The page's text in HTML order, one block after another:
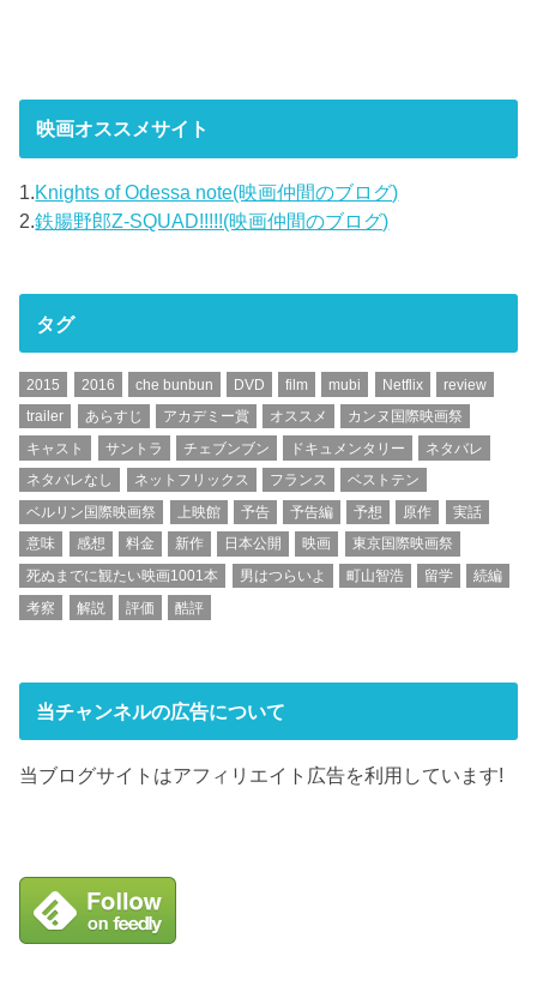
映画オススメサイト
1.Knights of Odessa note(映画仲間のブログ)
2.鉄腸野郎Z-SQUAD!!!!!(映画仲間のブログ)
タグ
2015 2016 che bunbun DVD film mubi Netflix
review
trailer
あらすじ アカデミー賞 オススメ
カンヌ国際映画祭
キャスト
サントラ チェブンブン ドキュメンタリー
ネタバレ
ネタバレなし
ネットフリックス フランス
ベストテン
ベルリン国際映画祭
上映館 予告 予告編 予想 原作
実話
意味
感想 料金 新作 日本公開 映画
東京国際映画祭
死ぬまでに観たい映画1001本
男はつらいよ 町山智浩 留学
続編
考察
解説 評価 酷評
当チャンネルの広告について
当ブログサイトはアフィリエイト広告を利用しています!